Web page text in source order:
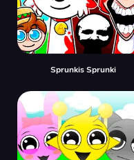
Sprunkis Sprunki